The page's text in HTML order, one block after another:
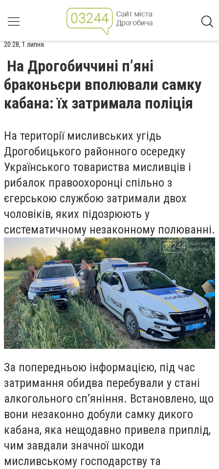
20:28, 1 липня
На Дрогобиччині п’яні
браконьєри вполювали самку
кабана: їх затримала поліція
На території мисливських угідь
Дрогобицького районного осередку
Українського товариства мисливців і
рибалок правоохоронці спільно з
єгерською службою затримали двох
чоловіків, яких підозрюють у
систематичному незаконному полюванні.
За попередньою інформацією, під час
затримання обидва перебували у стані
алкогольного сп’яніння. Встановлено, що
вони незаконно добули самку дикого
кабана, яка нещодавно привела приплід,
чим завдали значної шкоди
мисливському господарству та